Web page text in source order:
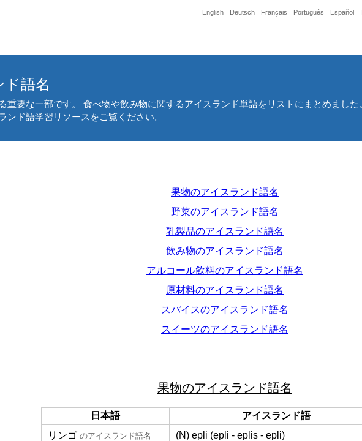
English Deutsch Français Português Español
語名
重要な一部です。 食べ物や飲み物に関するアイスランド単語をリストにまとめまし
ンド語学習リソースをご覧ください。
果物のアイスランド語名
野菜のアイスランド語名
乳製品のアイスランド語名
飲み物のアイスランド語名
アルコール飲料のアイスランド語名
原材料のアイスランド語名
スパイスのアイスランド語名
スイーツのアイスランド語名
果物のアイスランド語名
日本語
アイスランド語
リンゴ のアイスランド語名 (N) epli (epli - eplis - epli)